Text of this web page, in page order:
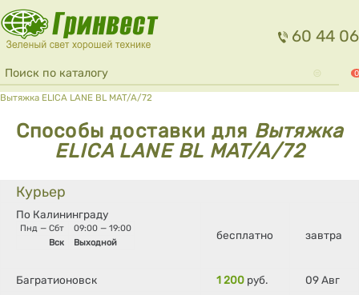
Перейти к основному содержанию
60 44 06
Форма поиска
Поиск 0
Вы здесь
Вытяжка ELICA LANE BL MAT/A/72
Способы доставки для Вытяжка
ELICA LANE BL MAT/A/72
Курьер
По Калининграду
Пнд — Сбт
09:00 — 19:00
Вск
Выходной
бесплатно завтра
Багратионовск 1 200 руб.
09 Авг